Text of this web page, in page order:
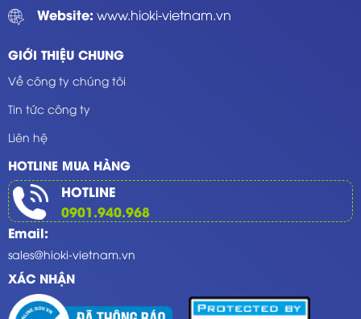
Website: www.hioki-vietnam.vn
GIỚI THIỆU CHUNG
Về công ty chúng tôi
Tin tức công ty
Liên hệ
HOTLINE MUA HÀNG
HOTLINE
0901.940.968
Email:
sales@hioki-vietnam.vn
XÁC NHẬN